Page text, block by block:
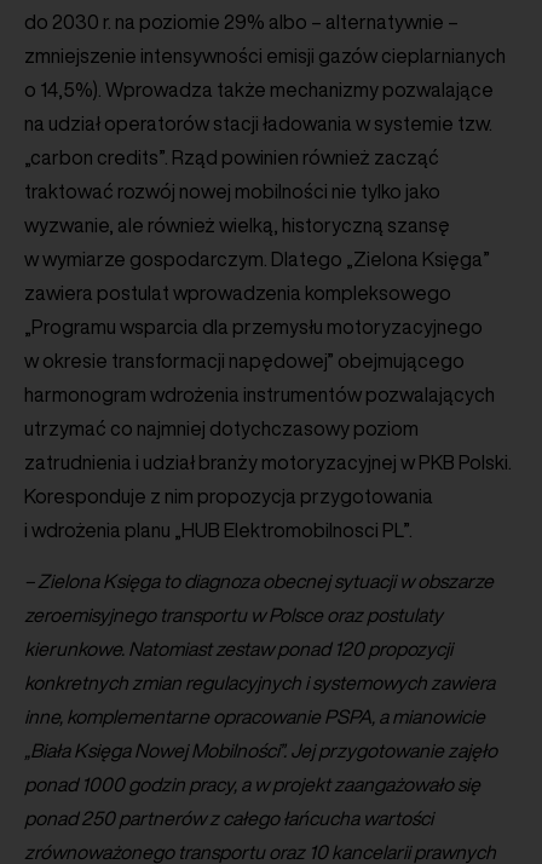
do 2030 r. na poziomie 29% albo – alternatywnie –
zmniejszenie intensywności emisji gazów cieplarnianych
o 14,5%). Wprowadza także mechanizmy pozwalające
na udział operatorów stacji ładowania w systemie tzw.
„carbon credits”. Rząd powinien również zacząć
traktować rozwój nowej mobilności nie tylko jako
wyzwanie, ale również wielką, historyczną szansę
w wymiarze gospodarczym. Dlatego „Zielona Księga”
zawiera postulat wprowadzenia kompleksowego
„Programu wsparcia dla przemysłu motoryzacyjnego
w okresie transformacji napędowej” obejmującego
harmonogram wdrożenia instrumentów pozwalających
utrzymać co najmniej dotychczasowy poziom
zatrudnienia i udział branży motoryzacyjnej w PKB Polski.
Koresponduje z nim propozycja przygotowania
i wdrożenia planu „HUB Elektromobilnosci PL”.
– Zielona Księga to diagnoza obecnej sytuacji w obszarze
zeroemisyjnego transportu w Polsce oraz postulaty
kierunkowe. Natomiast zestaw ponad 120 propozycji
konkretnych zmian regulacyjnych i systemowych zawiera
inne, komplementarne opracowanie PSPA, a mianowicie
„Biała Księga Nowej Mobilności”. Jej przygotowanie zajęło
ponad 1000 godzin pracy, a w projekt zaangażowało się
ponad 250 partnerów z całego łańcucha wartości
zrównoważonego transportu oraz 10 kancelarii prawnych